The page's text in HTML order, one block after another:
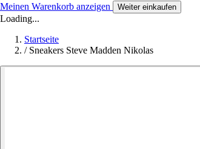
Meinen Warenkorb anzeigen Weiter einkaufen
Loading...
Startseite
/ Sneakers Steve Madden Nikolas